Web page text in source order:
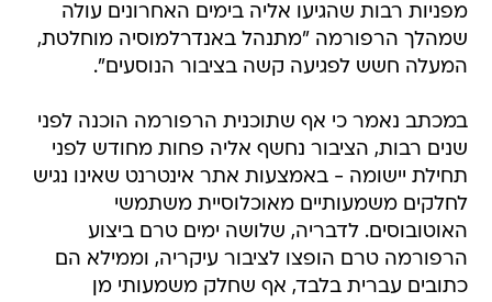
מפניות רבות שהגיעו אליה בימים האחרונים עולה
שמהלך הרפורמה "מתנהל באנדרלמוסיה מוחלטת,
המעלה חשש לפגיעה קשה בציבור הנוסעים".
במכתב נאמר כי אף שתוכנית הרפורמה הוכנה לפני
שנים רבות, הציבור נחשף אליה פחות מחודש לפני
תחילת יישומה - באמצעות אתר אינטרנט שאינו נגיש
לחלקים משמעותיים מאוכלוסיית משתמשי
האוטובוסים. לדבריה, שלושה ימים טרם ביצוע
הרפורמה טרם הופצו לציבור עיקריה, וממילא הם
כתובים עברית בלבד, אף שחלק משמעותי מן